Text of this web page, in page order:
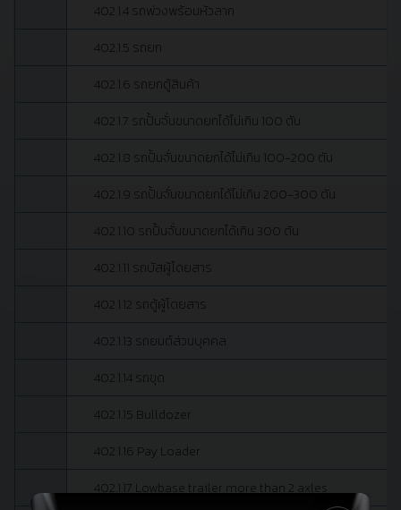
402.1.4 รถพ่วงพร้อมหัวลาก
402.1.5 รถยก
402.1.6 รถยกตู้สินค้า
402.1.7 รถปั้นจั่นขนาดยกได้ไม่เกิน 100 ตัน
402.1.8 รถปั้นจั่นขนาดยกได้ไม่เกิน 100-200 ตัน
402.1.9 รถปั้นจั่นขนาดยกได้ไม่เกิน 200-300 ตัน
402.1.10 รถปั้นจั่นขนาดยกได้เกิน 300 ตัน
402.1.11 รถบัสผู้โดยสาร
402.1.12 รถตู้ผู้โดยสาร
402.1.13 รถยนต์ส่วนบุคคล
402.1.14 รถขุด
402.1.15 Bulldozer
402.1.16 Pay Loader
402.1.17 Lowbase trailer more than 2 axles